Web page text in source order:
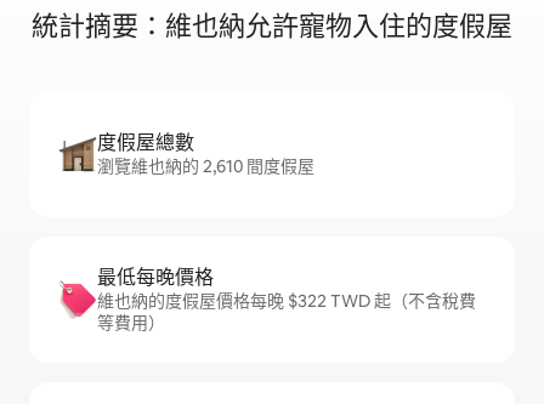
統計摘要：維也納允許寵物入住的度假屋
度假屋總數
瀏覽維也納的 2,610 間度假屋
最低每晚價格
維也納的度假屋價格每晚 $322 TWD 起（不含稅費
等費用）